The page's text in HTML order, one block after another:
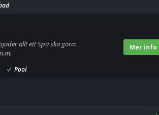
Mer info
allt ett Spa ska göra:
Pool